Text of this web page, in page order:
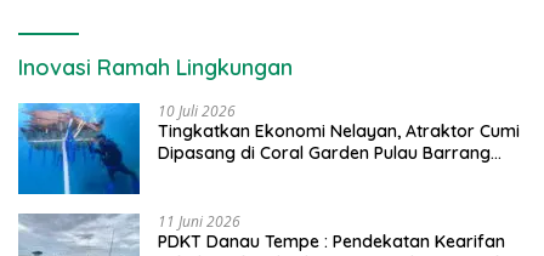
Inovasi Ramah Lingkungan
10 Juli 2026
Tingkatkan Ekonomi Nelayan, Atraktor Cumi
Dipasang di Coral Garden Pulau Barrang
11 Juni 2026
PDKT Danau Tempe : Pendekatan Kearifan